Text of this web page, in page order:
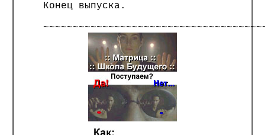
Конец выпуска.